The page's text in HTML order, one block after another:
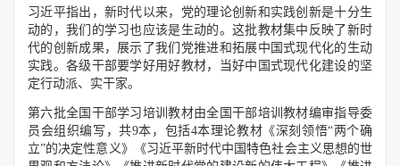
习近平指出，新时代以来，党的理论创新和实践创新是十分生
动的，我们的学习也应该是生动的。这批教材集中反映了新时
代的创新成果，展示了我们党推进和拓展中国式现代化的生动
实践。各级干部要学好用好教材，当好中国式现代化建设的坚
定行动派、实干家。
第六批全国干部学习培训教材由全国干部培训教材编审指导委
员会组织编写，共9本，包括4本理论教材《深刻领悟“两个确
立”的决定性意义》《习近平新时代中国特色社会主义思想的世